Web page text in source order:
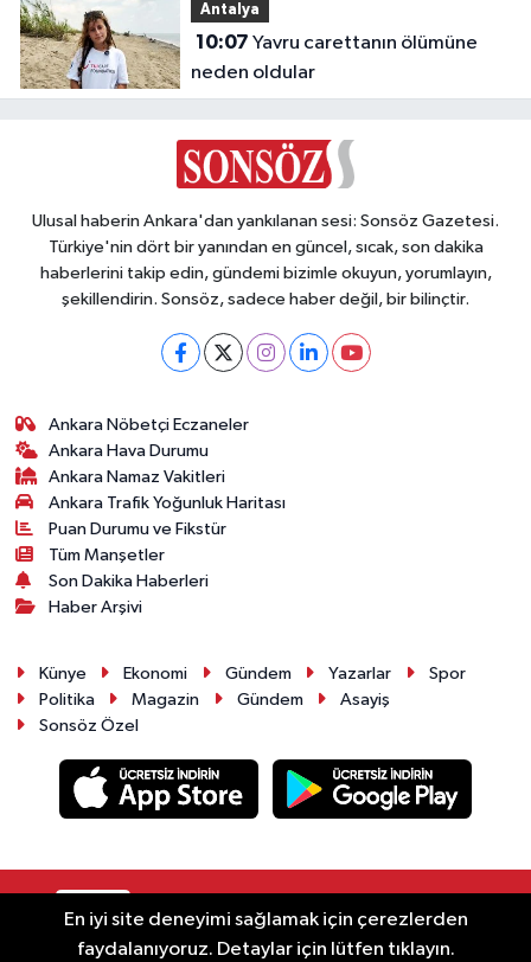
Antalya
10:07
neden oldular
Ulusal haberin Ankara'dan yankılanan sesi: Sonsöz Gazetesi.
Türkiye'nin dört bir yanından en güncel, sıcak, son dakika
haberlerini takip edin, gündemi bizimle okuyun, yorumlayın,
şekillendirin. Sonsöz, sadece haber değil, bir bilinçtir.
Ankara Nöbetçi Eczaneler
Ankara Hava Durumu
Ankara Namaz Vakitleri
Ankara Trafik Yoğunluk Haritası
Puan Durumu ve Fikstür
Tüm Manşetler
Son Dakika Haberleri
Haber Arşivi
Künye Ekonomi Gündem Yazarlar
Spor
Politika
Magazin Gündem
Asayiş
Sonsöz Özel
RSS Copyright © 2025. Her hakkı saklıdır.
En iyi site deneyimi sağlamak için çerezlerden
faydalanıyoruz. Detaylar için lütfen tıklayın.